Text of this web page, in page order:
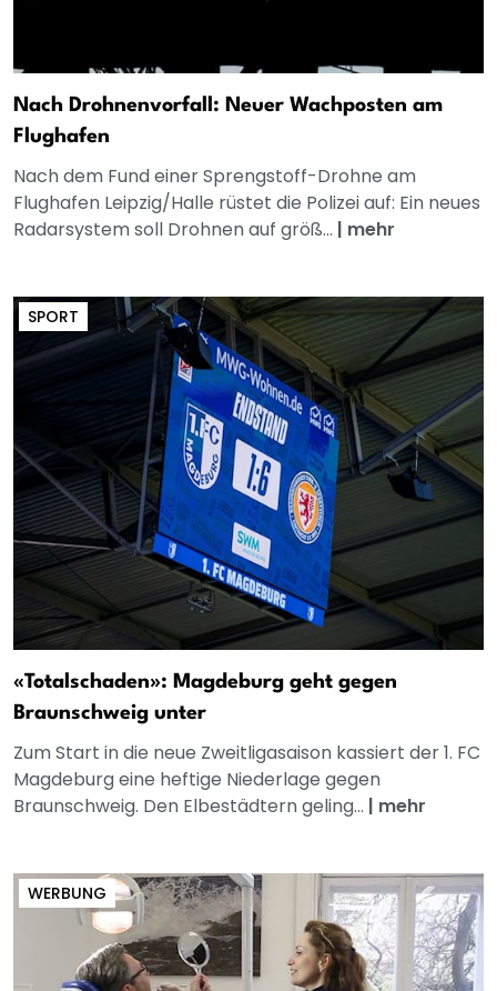
Nach Drohnenvorfall: Neuer Wachposten am
Flughafen
Nach dem Fund einer Sprengstoff-Drohne am
Flughafen Leipzig/Halle rüstet die Polizei auf: Ein neues
Radarsystem soll Drohnen auf größ... | mehr
SPORT
«Totalschaden»: Magdeburg geht gegen
Braunschweig unter
Zum Start in die neue Zweitligasaison kassiert der 1. FC
Magdeburg eine heftige Niederlage gegen
Braunschweig. Den Elbestädtern geling... | mehr
WERBUNG